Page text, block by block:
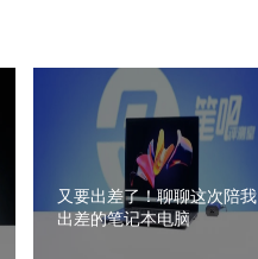
又要出差了！聊聊这次陪我
出差的笔记本电脑